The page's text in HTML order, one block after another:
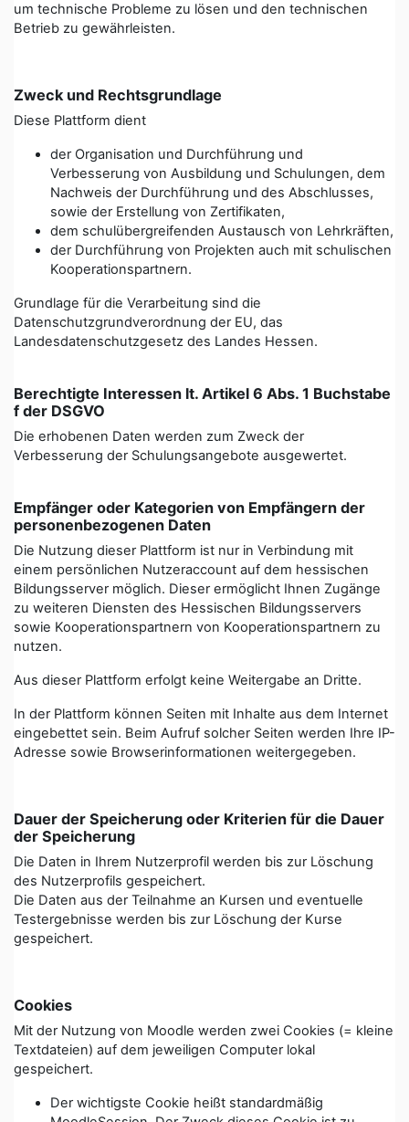
um technische Probleme zu lösen und den technischen
Betrieb zu gewährleisten.
Zweck und Rechtsgrundlage
Diese Plattform dient
der Organisation und Durchführung und
Verbesserung von Ausbildung und Schulungen, dem
Nachweis der Durchführung und des Abschlusses,
sowie der Erstellung von Zertifikaten,
dem schulübergreifenden Austausch von Lehrkräften,
der Durchführung von Projekten auch mit schulischen
Kooperationspartnern.
Grundlage für die Verarbeitung sind die
Datenschutzgrundverordnung der EU, das
Landesdatenschutzgesetz des Landes Hessen.
Berechtigte Interessen lt. Artikel 6 Abs. 1 Buchstabe
f der DSGVO
Die erhobenen Daten werden zum Zweck der
Verbesserung der Schulungsangebote ausgewertet.
Empfänger oder Kategorien von Empfängern der
personenbezogenen Daten
Die Nutzung dieser Plattform ist nur in Verbindung mit
einem persönlichen Nutzeraccount auf dem hessischen
Bildungsserver möglich. Dieser ermöglicht Ihnen Zugänge
zu weiteren Diensten des Hessischen Bildungsservers
sowie Kooperationspartnern von Kooperationspartnern zu
nutzen.
Aus dieser Plattform erfolgt keine Weitergabe an Dritte.
In der Plattform können Seiten mit Inhalte aus dem Internet
eingebettet sein. Beim Aufruf solcher Seiten werden Ihre IP-
Adresse sowie Browserinformationen weitergegeben.
Dauer der Speicherung oder Kriterien für die Dauer
der Speicherung
Die Daten in Ihrem Nutzerprofil werden bis zur Löschung
des Nutzerprofils gespeichert.
Die Daten aus der Teilnahme an Kursen und eventuelle
Testergebnisse werden bis zur Löschung der Kurse
gespeichert.
Cookies
Mit der Nutzung von Moodle werden zwei Cookies (= kleine
Textdateien) auf dem jeweiligen Computer lokal
gespeichert.
Der wichtigste Cookie heißt standardmäßig